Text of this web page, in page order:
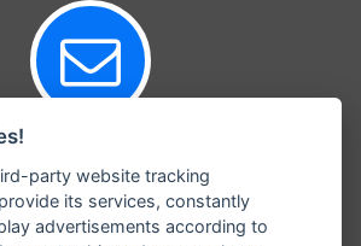
Schmuttertal.de
Email
party website tracking
its services, constantly
advertisements according to